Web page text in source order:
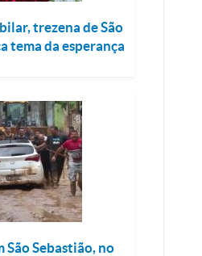
trezena de São
tema da esperança
São Sebastião, no